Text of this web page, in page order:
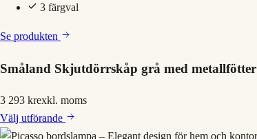
3 färgval
Se produkten
Småland Skjutdörrskåp grå med metallfötter
3 293 krexkl. moms
Välj utförande